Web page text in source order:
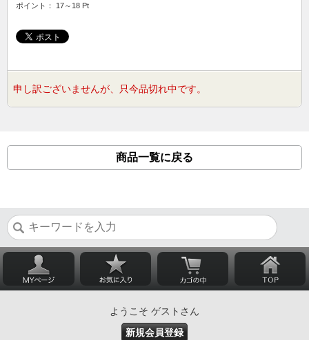
ポイント： 17～18 Pt
申し訳ございませんが、只今品切れ中です。
商品一覧に戻る
ようこそ ゲストさん
新規会員登録